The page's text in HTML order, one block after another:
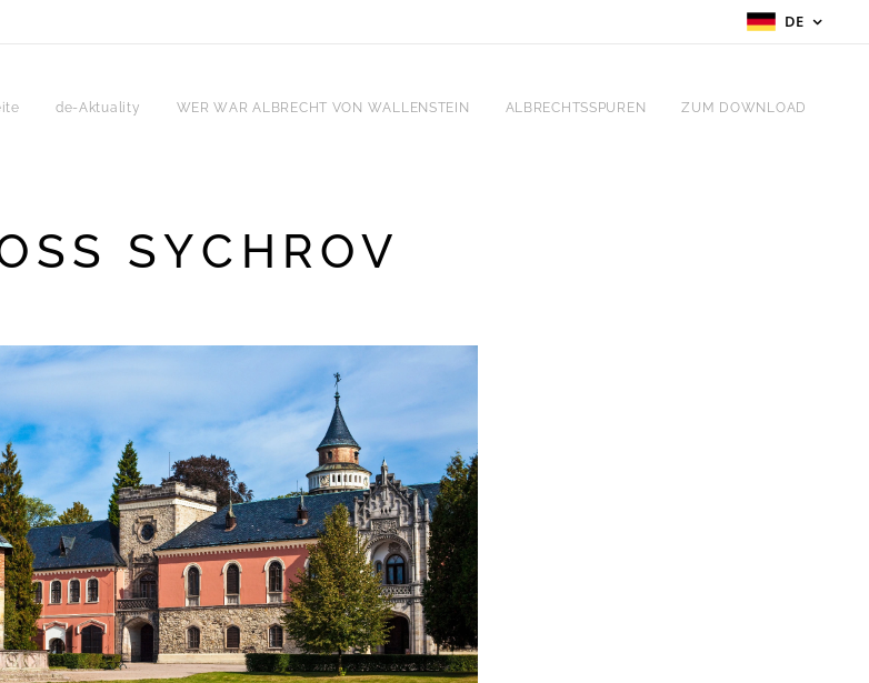
DE
de-Aktuality WER WAR ALBRECHT VON WALLENSTEIN ALBRECHTSSPUREN ZUM DOWNLOAD
SYCHROV